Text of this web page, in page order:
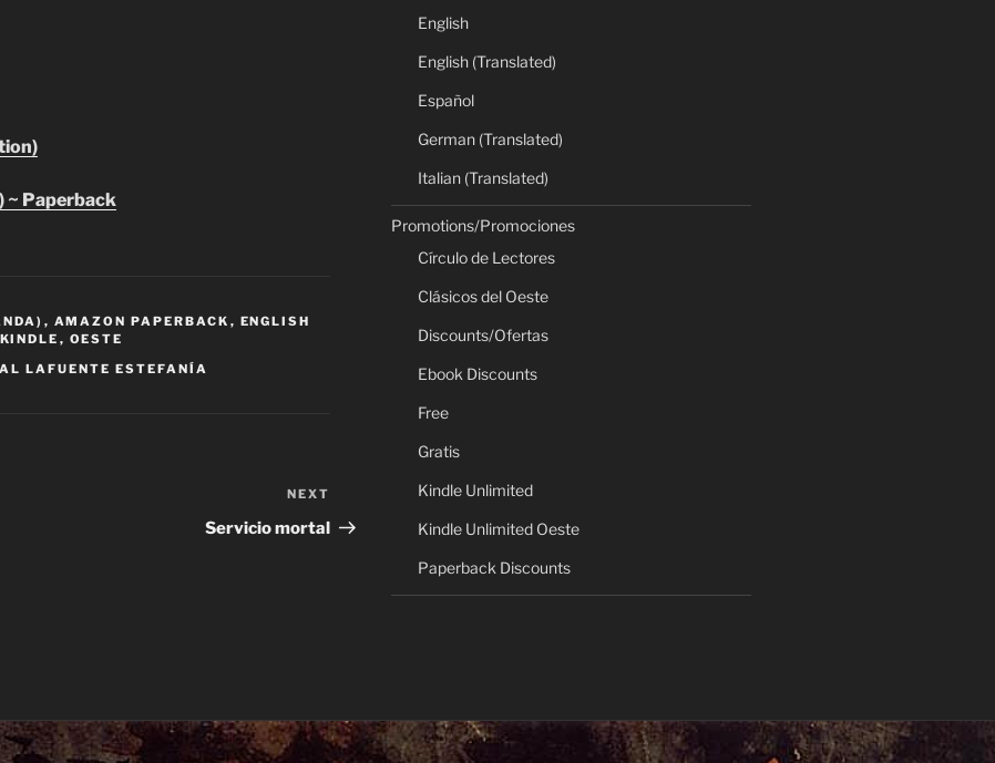
~ Paperback
, AMAZON PAPERBACK , ENGLISH
KINDLE , OESTE
LAFUENTE ESTEFANÍA
Post
NEXT
Servicio mortal
English
English (Translated)
Español
German (Translated)
Italian (Translated)
Promotions/Promociones
Círculo de Lectores
Clásicos del Oeste
Discounts/Ofertas
Ebook Discounts
Free
Gratis
Kindle Unlimited
Kindle Unlimited Oeste
Paperback Discounts